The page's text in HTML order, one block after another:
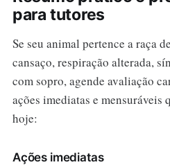
para tutores
Se seu animal pertence a raça
cansaço, respiração alterada,
com sopro, agende avaliação
ações imediatas e mensuráveis
hoje:
Ações imediatas